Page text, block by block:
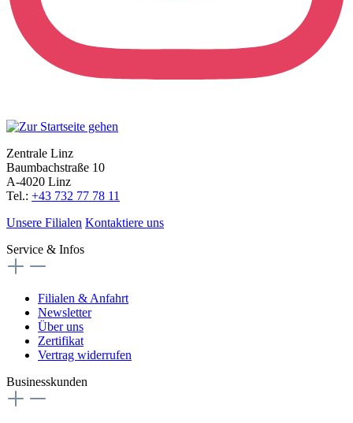
Zentrale Linz
Baumbachstraße 10
A-4020 Linz
Tel.: +43 732 77 78 11
Unsere Filialen Kontaktiere uns
Service & Infos
Filialen & Anfahrt
Newsletter
Über uns
Zertifikat
Vertrag widerrufen
Businesskunden